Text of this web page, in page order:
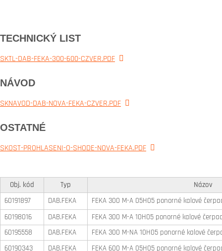
TECHNICKÝ LIST
SKTL-DAB-FEKA-300-600-CZVER.PDF
NÁVOD
SKNAVOD-DAB-NOVA-FEKA-CZVER.PDF
OSTATNÉ
SKOST-PROHLASENI-O-SHODE-NOVA-FEKA.PDF
Obj. kód Typ
Názov
60191897
DAB.FEKA
FEKA 300 M-A 05H05 ponorné kalové
60198016
DAB.FEKA
FEKA 300 M-A 10H05 ponorné kalové
60195558
DAB.FEKA
FEKA 300 M-NA 10H05 ponorné kalové
60190343
DAB.FEKA FEKA 600 M-A 05H05 ponorné kalové